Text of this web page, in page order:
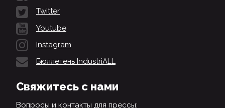
Twitter
Youtube
Instagram
Бюллетень IndustriALL
Свяжитесь с нами
Вопросы и контакты для прессы: